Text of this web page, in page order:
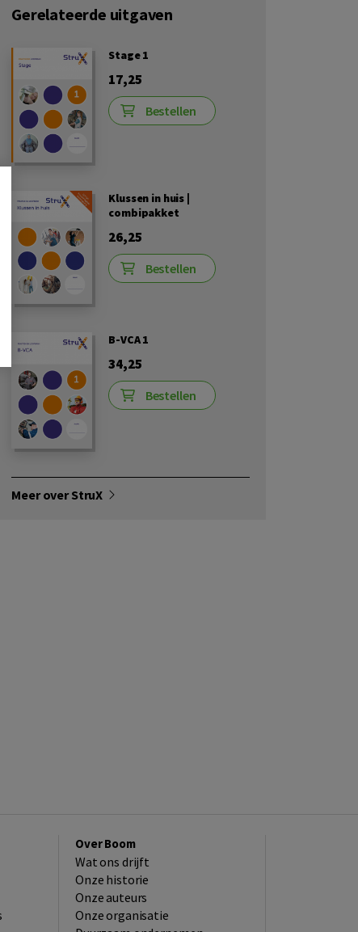
Gerelateerde uitgaven
Stage 1
17,25
Bestellen
Klussen in huis |
combipakket
26,25
Bestellen
B-VCA 1
34,25
Bestellen
Meer over StruX
Over Boom
Wat ons drijft
Onze historie
Onze auteurs
Onze organisatie